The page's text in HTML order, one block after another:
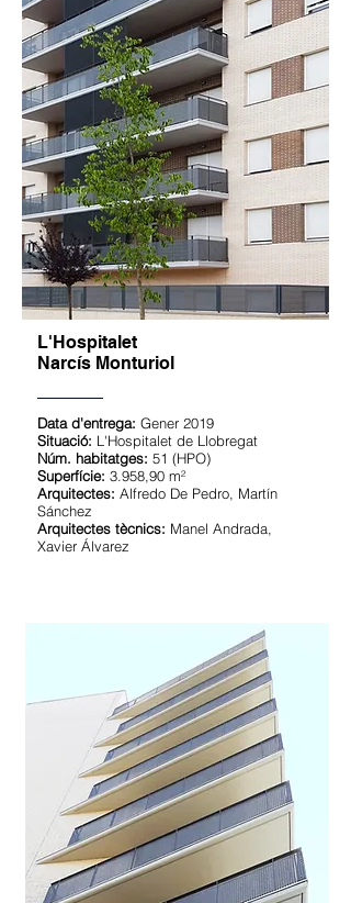
L'Hospitalet
Narcís Monturiol
Data d'entrega: Gener 2019
Situació: L'Hospitalet de Llobregat
Núm. habitatges: 51 (HPO)
Superfície: 3.958,90 m²
Arquitectes: Alfredo De Pedro, Martín
Sánchez
Arquitectes tècnics: Manel Andrada,
Xavier Álvarez